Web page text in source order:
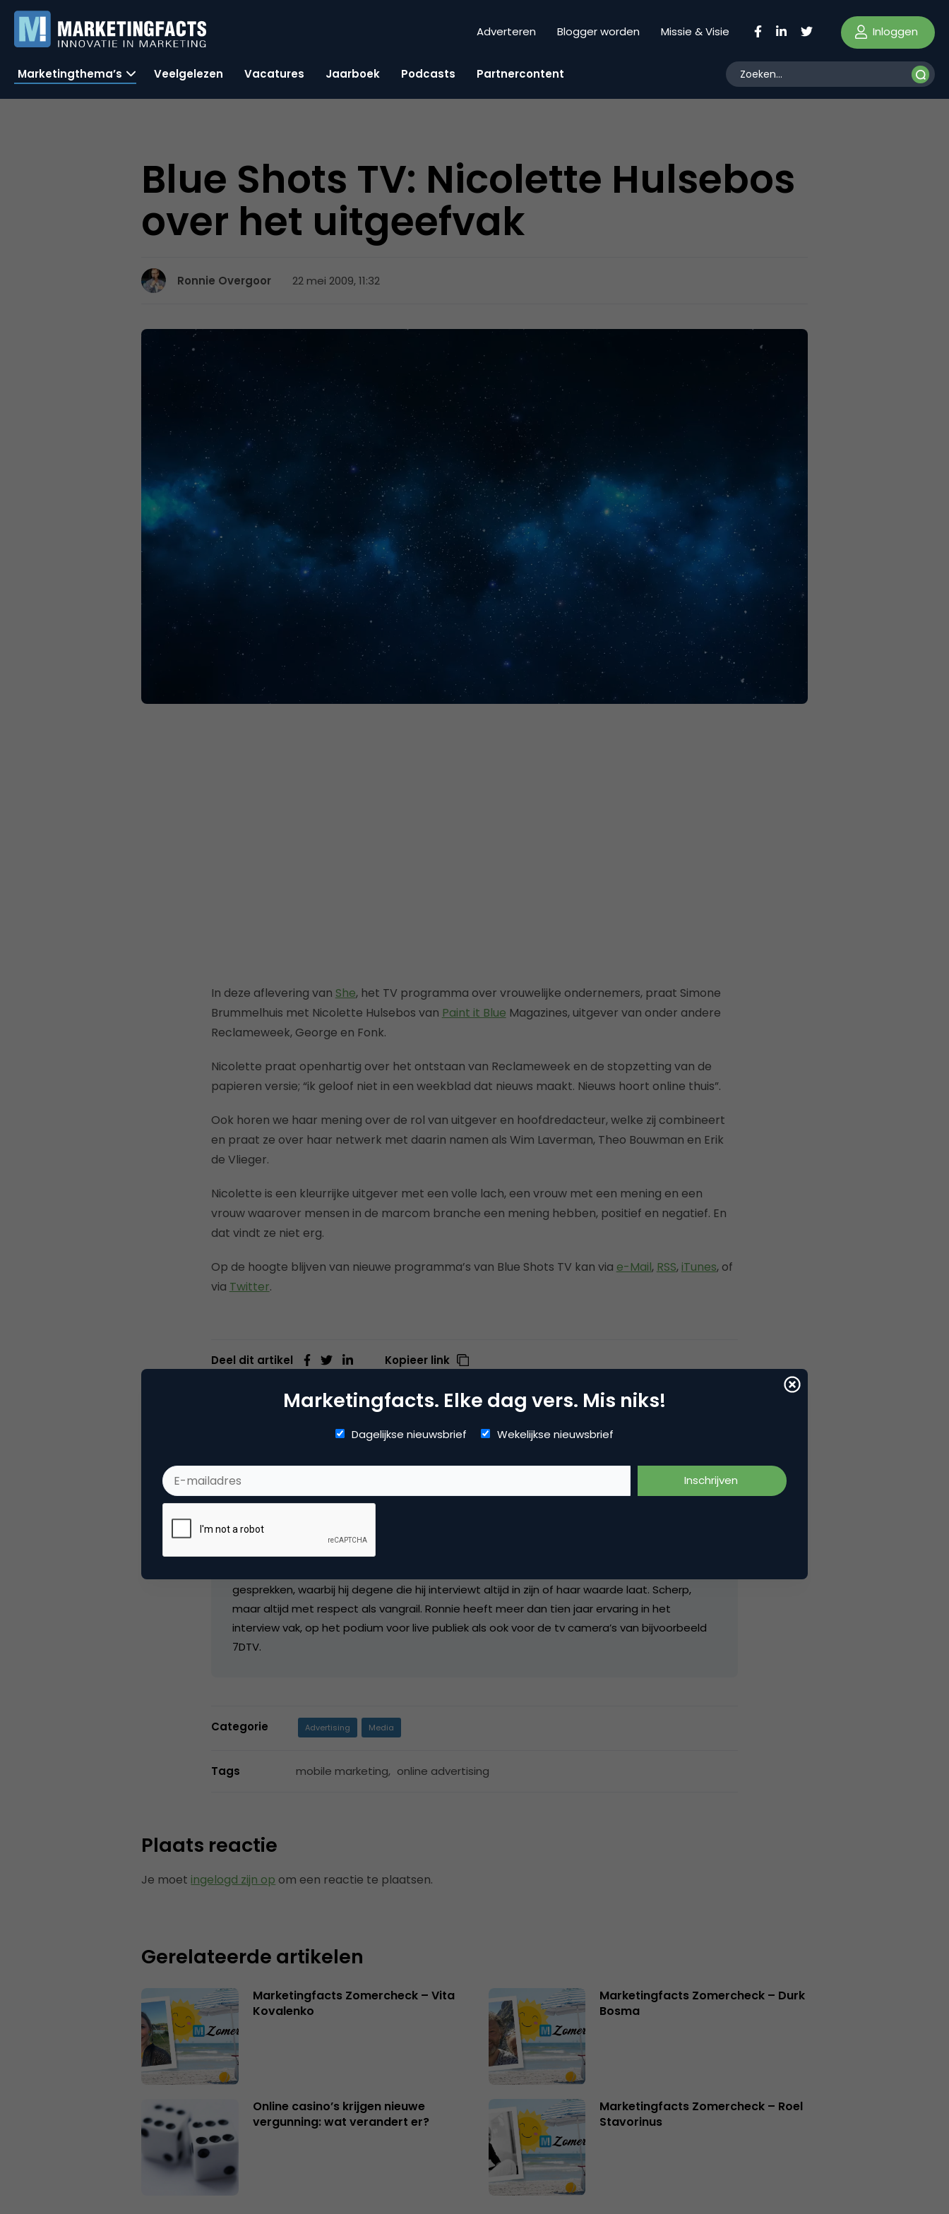
Adverteren Blogger worden Missie & Visie Inloggen
Marketingthema’s Veelgelezen Vacatures Jaarboek Podcasts Partnercontent
Blue Shots TV: Nicolette Hulsebos
over het uitgeefvak
Ronnie Overgoor 22 mei 2009, 11:32
In deze aflevering van She, het TV programma over vrouwelijke ondernemers, praat Simone
Brummelhuis met Nicolette Hulsebos van Paint it Blue Magazines, uitgever van onder andere
Reclameweek, George en Fonk.
Nicolette praat openhartig over het ontstaan van Reclameweek en de stopzetting van de
papieren versie; “ik geloof niet in een weekblad dat nieuws maakt. Nieuws hoort online thuis”.
Ook horen we haar mening over de rol van uitgever en hoofdredacteur, welke zij combineert
en praat ze over haar netwerk met daarin namen als Wim Laverman, Theo Bouwman en Erik
de Vlieger.
Nicolette is een kleurrijke uitgever met een volle lach, een vrouw met een mening en een
vrouw waarover mensen in de marcom branche een mening hebben, positief en negatief. En
dat vindt ze niet erg.
Op de hoogte blijven van nieuwe programma’s van Blue Shots TV kan via e-Mail, RSS, iTunes, of
via Twitter.
Deel dit artikel Kopieer link
Ronnie Overgoor
Als genomineerd dagvoorzitter van het jaar behoort Ronnie tot de top van Nederland. Met
Ronnie consequent zeer hoge ogen op congressen, evenementen en award uitreikingen.
gesprekken, waarbij hij degene die hij interviewt altijd in zijn of haar waarde laat. Scherp,
maar altijd met respect als vangrail. Ronnie heeft meer dan tien jaar ervaring in het
interview vak, op het podium voor live publiek als ook voor de tv camera’s van bijvoorbeeld
7DTV.
Categorie Advertising Media
Tags mobile marketing, online advertising
Plaats reactie
Je moet ingelogd zijn op om een reactie te plaatsen.
Gerelateerde artikelen
Marketingfacts Zomercheck – Vita
Kovalenko
Marketingfacts Zomercheck – Durk
Bosma
Online casino’s krijgen nieuwe
vergunning: wat verandert er?
Marketingfacts Zomercheck – Roel
Stavorinus
Marketingfacts. Elke dag vers. Mis niks!
Dagelijkse nieuwsbrief Wekelijkse nieuwsbrief